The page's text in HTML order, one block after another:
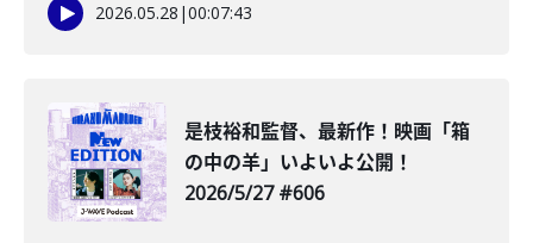
2026.05.28 |00:07:43
是枝裕和監督、最新作！映画「箱
の中の羊」いよいよ公開！
2026/5/27 #606